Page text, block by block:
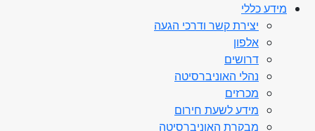
מידע כללי
יצירת קשר ודרכי הגעה
אלפון
דרושים
נהלי האוניברסיטה
מכרזים
מידע לשעת חירום
מבקרת האוניברסיטה